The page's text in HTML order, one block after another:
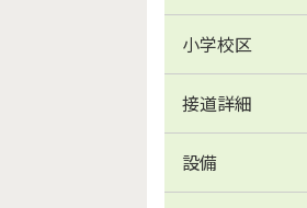
小学校区
接道詳細
設備